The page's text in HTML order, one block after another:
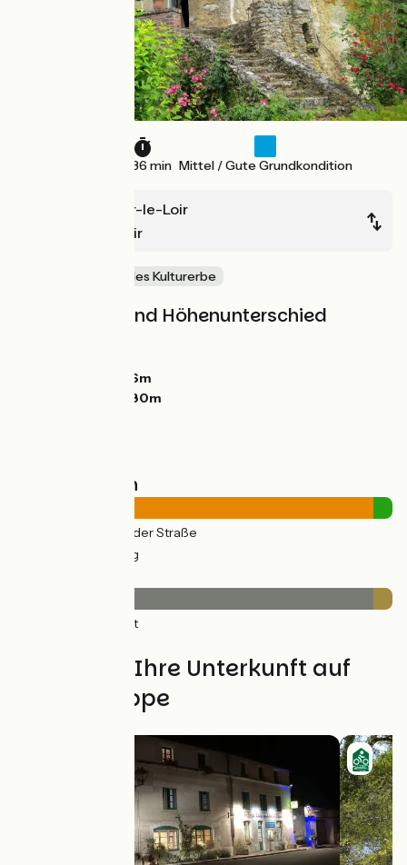
1 h 36 min Mittel / Gute Grundkondition
Montoire-sur-le-Loir
Ruillé-sur-Loir
Natur & regionales Kulturerbe
Steigungen und Höhenunterschied
56m
80m
Straßentypen
(95%) Auf der Straße
(5%) Radweg
(95%) Glatt
Finden Sie Ihre Unterkunft auf
dieser Etappe